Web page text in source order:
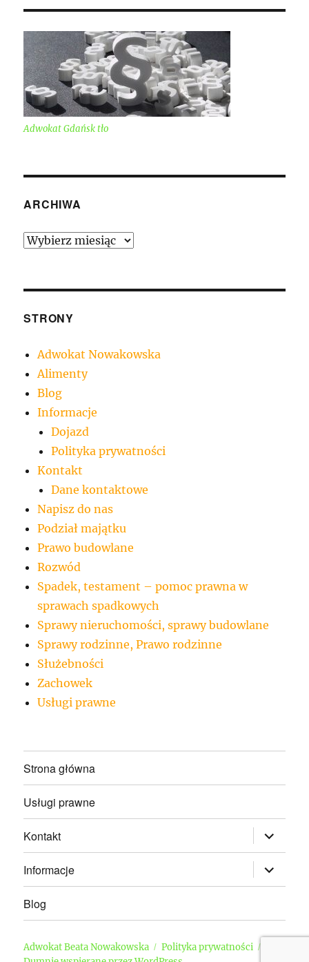
Adwokat Gdańsk tło
ARCHIWA
Archiwa
STRONY
Adwokat Nowakowska
Alimenty
Blog
Informacje
Dojazd
Polityka prywatności
Kontakt
Dane kontaktowe
Napisz do nas
Podział majątku
Prawo budowlane
Rozwód
Spadek, testament – pomoc prawna w
sprawach spadkowych
Sprawy nieruchomości, sprawy budowlane
Sprawy rodzinne, Prawo rodzinne
Służebności
Zachowek
Usługi prawne
Strona główna
Usługi prawne
Kontakt rozwiń
menu
potomne
Informacje
rozwiń
menu
potomne
Blog
Adwokat Beata Nowakowska
Polityka prywatności